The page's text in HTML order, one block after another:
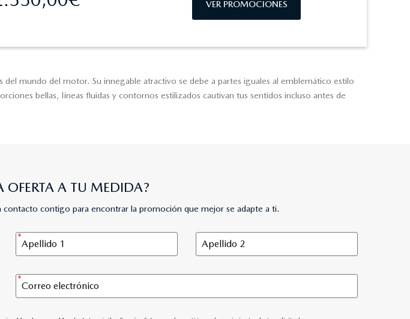
VER PROMOCIONES
mundo del motor. Su innegable atractivo se debe a partes iguales al emblemático estilo
bellas, líneas fluidas y contornos estilizados cautivan tus sentidos incluso antes de
OFERTA A TU MEDIDA?
contigo para encontrar la promoción que mejor se adapte a ti.